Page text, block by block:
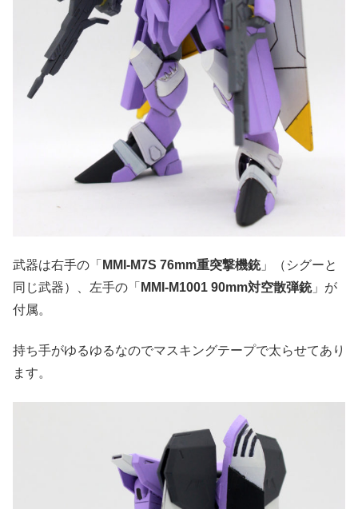
武器は右手の「 MMI-M7S 76mm重突撃機銃」（シグーと
同じ武器）、左手の「 MMI-M1001 90mm対空散弾銃」が
付属。
持ち手がゆるゆるなのでマスキングテープで太らせてあり
ます。